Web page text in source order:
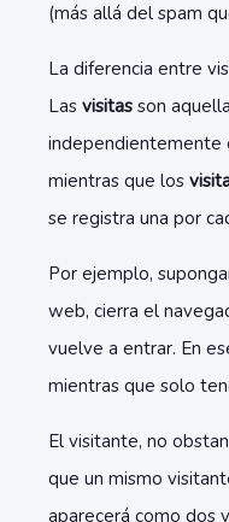
(más allá del spam
La diferencia entre
Las visitas son
independientemente
mientras que los
se registra una por
Por ejemplo,
web, cierra el
vuelve a entrar. En
mientras que solo
El visitante, no
que un mismo
aparecerá como dos